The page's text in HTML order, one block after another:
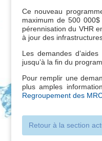
Ce nouveau
maximum de 500
pérennisation du VHR
à jour des
Les demandes
jusqu’à la fin du
Pour remplir une
plus amples
Regroupement des
Retour à la section